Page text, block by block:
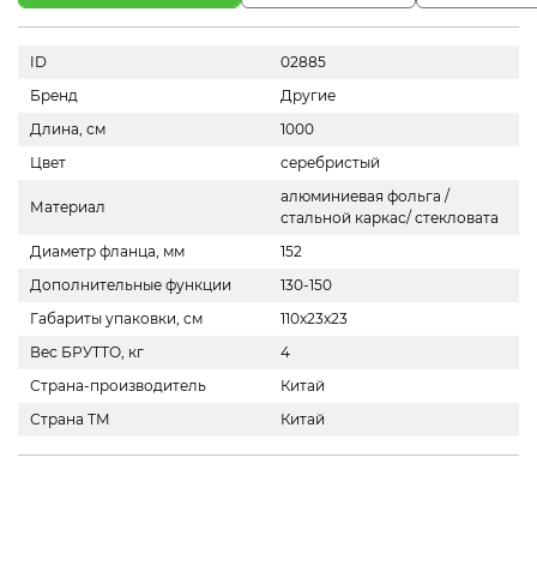
ID
02885
Бренд
Другие
Длина, см
1000
Цвет
серебристый
Материал
алюминиевая фольга /
стальной каркас/ стекловата
Диаметр фланца, мм
152
Дополнительные функции
130-150
Габариты упаковки, см
110х23х23
Вес БРУТТО, кг
4
Страна-производитель
Китай
Страна ТМ
Китай